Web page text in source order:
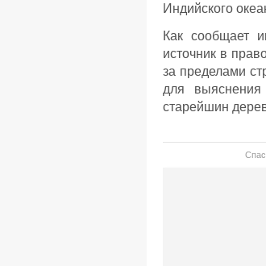
Индийского
Как сообщает
источник в
за пределами
для выяснения
старейшин